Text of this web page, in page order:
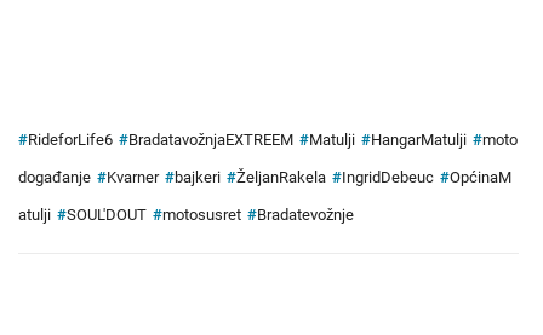
#RideforLife6 #BradatavožnjaEXTREEM #Matulji #HangarMatulji #moto
događanje #Kvarner #bajkeri #ŽeljanRakela #IngridDebeuc #OpćinaM
atulji #SOUL'DOUT #motosusret #Bradatevožnje